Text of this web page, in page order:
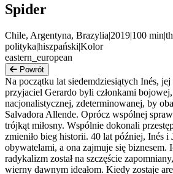
Spider
Chile, Argentyna, Brazylia|2019|100 min|
polityka|hiszpański|Kolor
eastern_european
Powrót
Na początku lat siedemdziesiątych Inés,
przyjaciel Gerardo byli członkami
nacjonalistycznej, zdeterminowanej, by
Salvadora Allende. Oprócz wspólnej
trójkąt miłosny. Wspólnie dokonali
zmieniło bieg historii. 40 lat później, Inés i
obywatelami, a ona zajmuje się biznesem.
radykalizm został na szczęście
wierny dawnym ideałom. Kiedy zostaje